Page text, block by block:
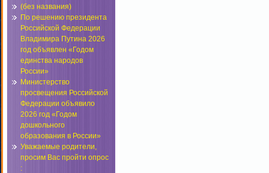
(без названия)
По решению президента
Российской Федерации
Владимира Путина 2026
год объявлен «Годом
единства народов
России»
Министерство
просвещения Российской
Федерации объявило
2026 год «Годом
дошкольного
образования в России»
Уважаемые родители,
просим Вас пройти опрос
: